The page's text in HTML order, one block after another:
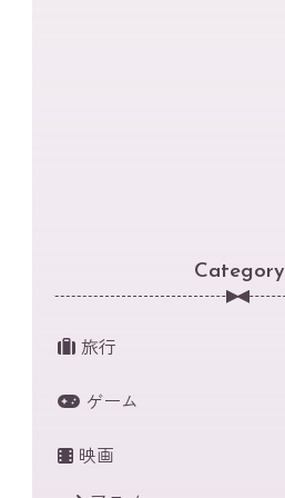
Category
旅行
ゲーム
映画